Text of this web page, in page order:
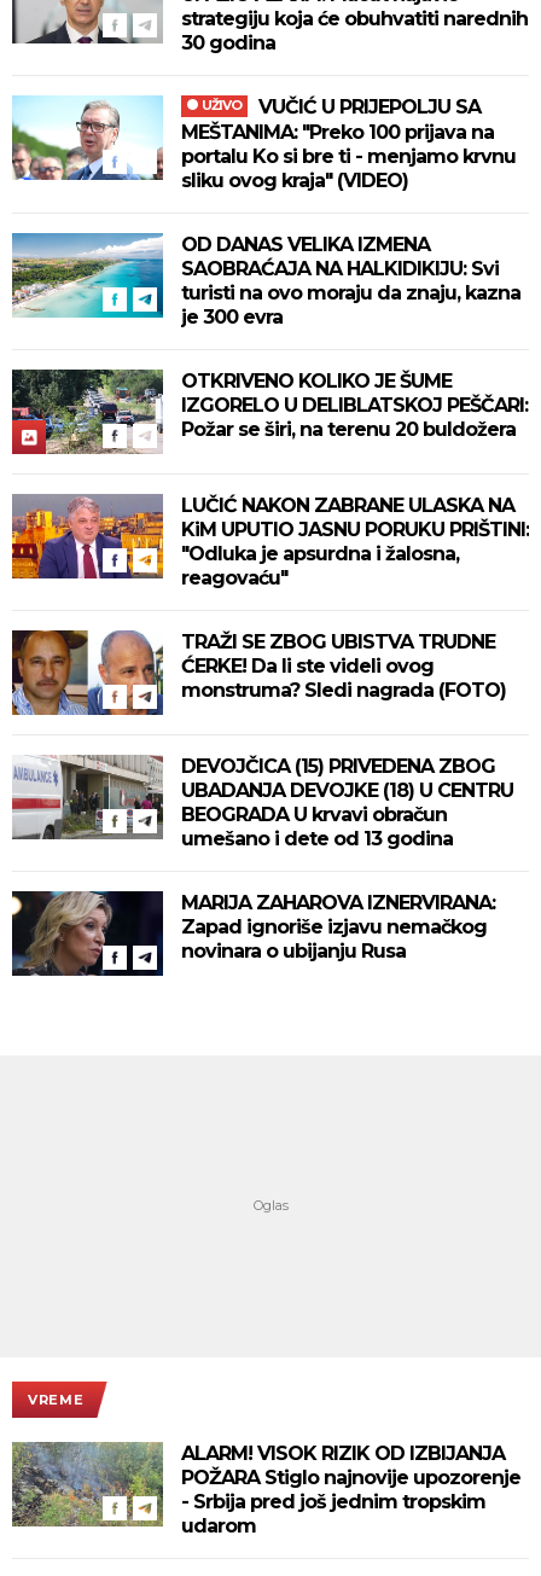
strategiju koja će obuhvatiti narednih
30 godina
UŽIVO
MEŠTANIMA: "Preko 100 prijava na
portalu Ko si bre ti - menjamo krvnu
sliku ovog kraja" (VIDEO)
OD DANAS VELIKA IZMENA
SAOBRAĆAJA NA HALKIDIKIJU: Svi
turisti na ovo moraju da znaju, kazna
je 300 evra
OTKRIVENO KOLIKO JE ŠUME
IZGORELO U DELIBLATSKOJ PEŠČARI:
Požar se širi, na terenu 20 buldožera
LUČIĆ NAKON ZABRANE ULASKA NA
KiM UPUTIO JASNU PORUKU PRIŠTINI:
"Odluka je apsurdna i žalosna,
reagovaću"
TRAŽI SE ZBOG UBISTVA TRUDNE
ĆERKE! Da li ste videli ovog
monstruma? Sledi nagrada (FOTO)
DEVOJČICA (15) PRIVEDENA ZBOG
UBADANJA DEVOJKE (18) U CENTRU
BEOGRADA U krvavi obračun
umešano i dete od 13 godina
MARIJA ZAHAROVA IZNERVIRANA:
Zapad ignoriše izjavu nemačkog
novinara o ubijanju Rusa
VREME
ALARM! VISOK RIZIK OD IZBIJANJA
POŽARA Stiglo najnovije upozorenje
- Srbija pred još jednim tropskim
udarom